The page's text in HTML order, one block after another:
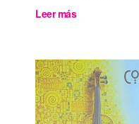
Leer más